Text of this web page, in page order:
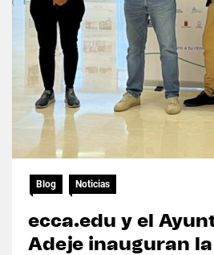
Blog Noticias
ecca.edu y el
Adeje inauguran